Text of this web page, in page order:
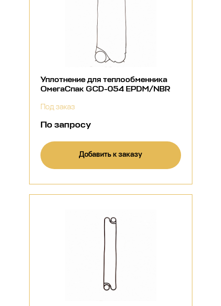
Уплотнение для теплообменника
ОмегаСпак GCD-054 EPDM/NBR
Под заказ
По запросу
Добавить к заказу